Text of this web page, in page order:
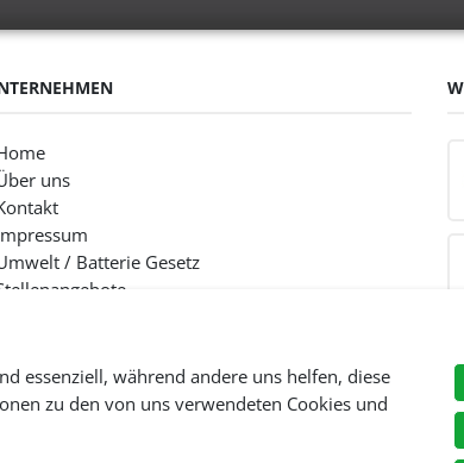
essenziell, während andere uns helfen, diese
zu den von uns verwendeten Cookies und
uns
/ Batterie Gesetz
Mehwersteuer zzgl.Versandkosten , wenn nicht anders